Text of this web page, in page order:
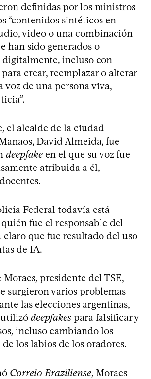
definidas por los ministros
“contenidos sintéticos en
video o una combinación
han sido generados o
incluso con
crear, reemplazar o alterar
voz de una persona viva,
el alcalde de la ciudad
David Almeida, fue
deepfake en el que su voz fue
atribuida a él,
Federal todavía está
fue el responsable del
claro que fue resultado del uso
de IA.
presidente del TSE,
surgieron varios problemas
las elecciones argentinas,
utilizó deepfakes para falsificar y
incluso cambiando los
los labios de los oradores.
Correio Braziliense, Moraes